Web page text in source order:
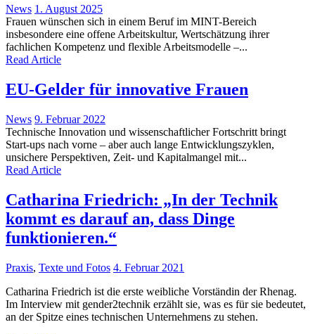
News 1. August 2025
Frauen wünschen sich in einem Beruf im MINT-Bereich
insbesondere eine offene Arbeitskultur, Wertschätzung ihrer
fachlichen Kompetenz und flexible Arbeitsmodelle –...
Read Article
EU-Gelder für innovative Frauen
News 9. Februar 2022
Technische Innovation und wissenschaftlicher Fortschritt bringt
Start-ups nach vorne – aber auch lange Entwicklungszyklen,
unsichere Perspektiven, Zeit- und Kapitalmangel mit...
Read Article
Catharina Friedrich: „In der Technik
kommt es darauf an, dass Dinge
funktionieren.“
Praxis, Texte und Fotos 4. Februar 2021
Catharina Friedrich ist die erste weibliche Vorständin der Rhenag.
Im Interview mit gender2technik erzählt sie, was es für sie bedeutet,
an der Spitze eines technischen Unternehmens zu stehen.